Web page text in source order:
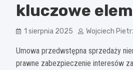
kluczowe
1 sierpnia 2025 Wojciech
Umowa przedwstępna sprzedaży
prawne zabezpieczenie interesów